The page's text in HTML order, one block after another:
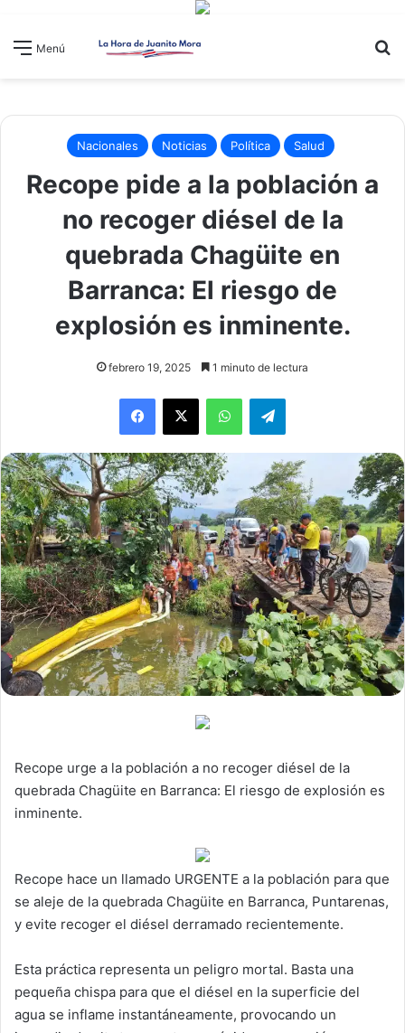
Menú
Nacionales Noticias Política Salud
Recope pide a la población a
no recoger diésel de la
quebrada Chagüite en
Barranca: El riesgo de
explosión es inminente.
febrero 19, 2025 1 minuto de lectura
WhatsAppTelegram
Recope urge a la población a no recoger diésel de la
quebrada Chagüite en Barranca: El riesgo de explosión es
inminente.
Recope hace un llamado URGENTE a la población para que
se aleje de la quebrada Chagüite en Barranca, Puntarenas,
y evite recoger el diésel derramado recientemente.
Esta práctica representa un peligro mortal. Basta una
pequeña chispa para que el diésel en la superficie del
agua se inflame instantáneamente, provocando un